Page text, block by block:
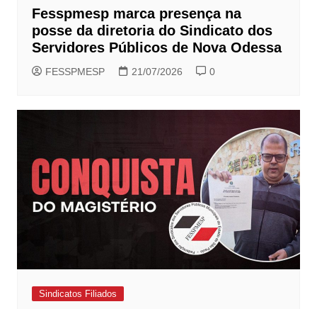
Fesspmesp marca presença na
posse da diretoria do Sindicato dos
Servidores Públicos de Nova Odessa
FESSPMESP 21/07/2026 0
Sindicatos Filiados